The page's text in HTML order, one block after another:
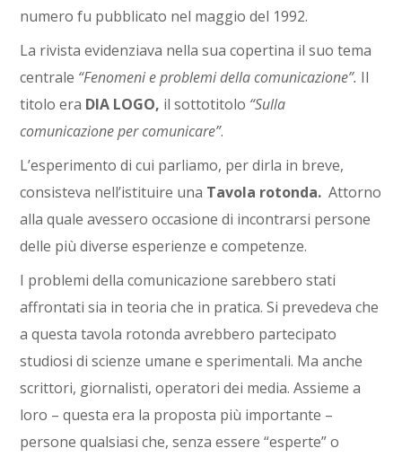
numero fu pubblicato nel maggio del 1992.
La rivista evidenziava nella sua copertina il suo tema
centrale “Fenomeni e problemi della comunicazione”. Il
titolo era DIA LOGO, il sottotitolo “Sulla
comunicazione per comunicare”.
L’esperimento di cui parliamo, per dirla in breve,
consisteva nell’istituire una Tavola rotonda. Attorno
alla quale avessero occasione di incontrarsi persone
delle più diverse esperienze e competenze.
I problemi della comunicazione sarebbero stati
affrontati sia in teoria che in pratica. Si prevedeva che
a questa tavola rotonda avrebbero partecipato
studiosi di scienze umane e sperimentali. Ma anche
scrittori, giornalisti, operatori dei media. Assieme a
loro – questa era la proposta più importante –
persone qualsiasi che, senza essere “esperte” o